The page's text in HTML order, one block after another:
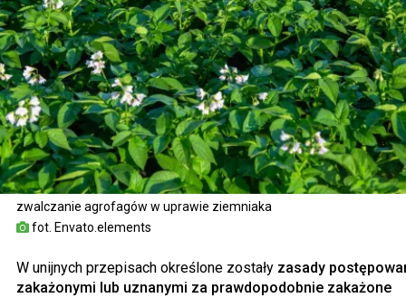
zwalczanie agrofagów w uprawie ziemniaka
fot. Envato.elements
W unijnych przepisach określone zostały zasady
zakażonymi lub uznanymi za prawdopodobnie zakażone